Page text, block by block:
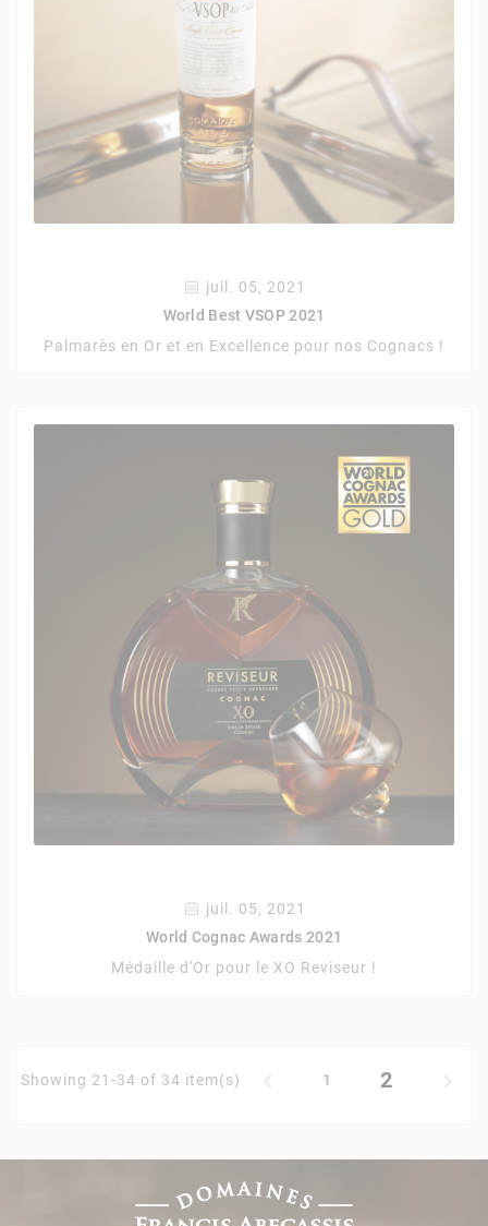
juil. 05, 2021
World Best VSOP 2021
Palmarès en Or et en Excellence pour nos Cognacs !
juil. 05, 2021
World Cognac Awards 2021
Médaille d'Or pour le XO Reviseur !
Showing 21-34 of 34 item(s) 1 2